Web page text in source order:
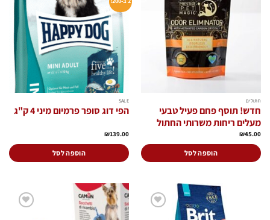
חתולים
חדש! תוסף פחם פעיל טבעי
מעלים ריחות משרותי החתול
₪45.00
הוספה לסל
הוסף
לרשימת
המשאלות
SALE
הפי דוג סופר פרמיום מיני 4 ק"ג
₪139.00
הוספה לסל